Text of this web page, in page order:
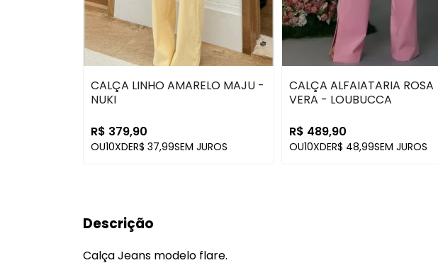
CALÇA LINHO AMARELO MAJU -
NUKI
R$ 379,90
OU10XDER$ 37,99SEM JUROS
CALÇA ALFAIATARIA ROSA
VERA - LOUBUCCA
R$ 489,90
OU10XDER$ 48,99SEM JUROS
Descrição
Calça Jeans modelo flare.